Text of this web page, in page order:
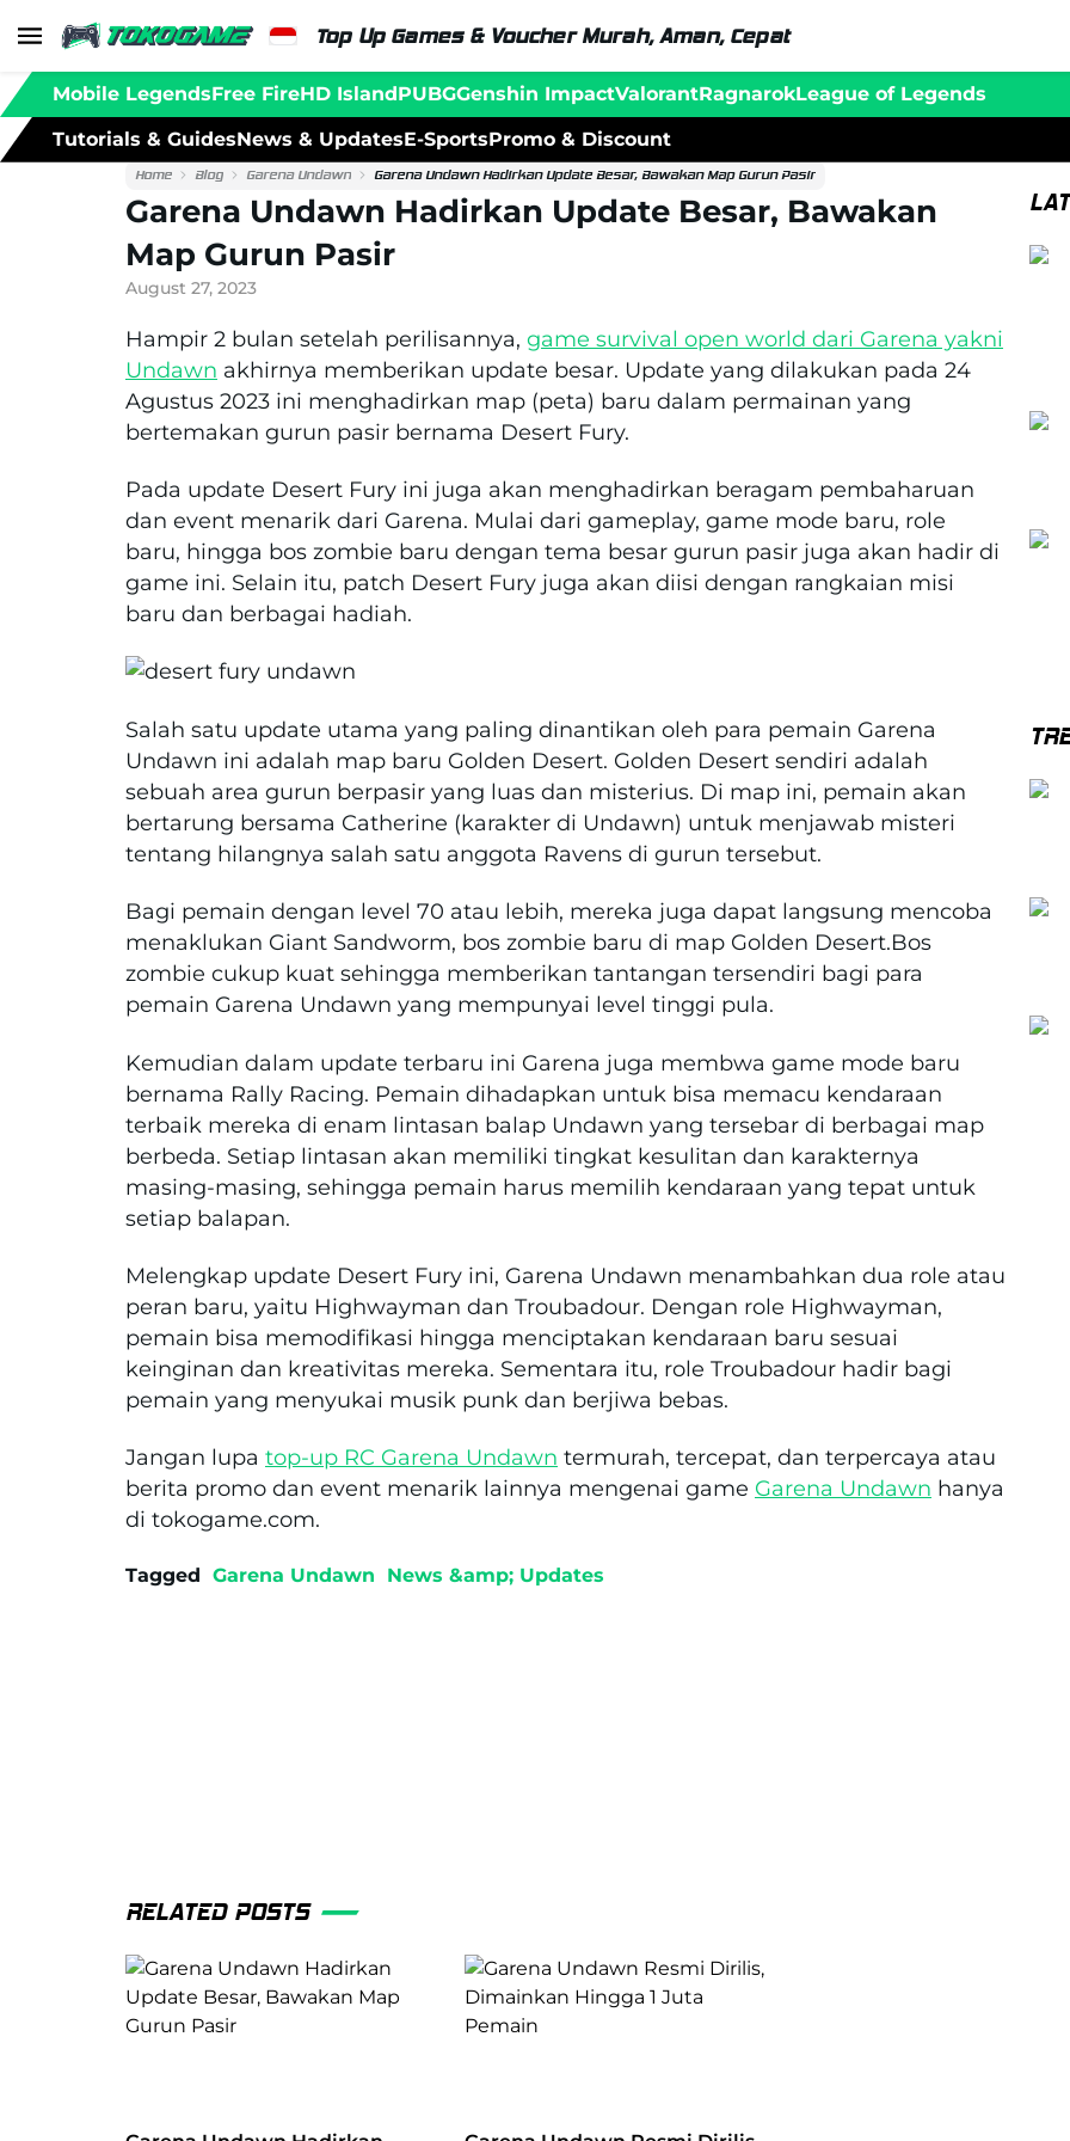
Top Up Games & Voucher Murah, Aman, Cepat
Mobile LegendsFree FireHD IslandPUBGGenshin ImpactValorantRagnarokLeague of Legends
Tutorials & GuidesNews & UpdatesE-SportsPromo & Discount
Home Blog Garena Undawn Garena Undawn Hadirkan Update Besar, Bawakan Map Gurun Pasir
Garena Undawn Hadirkan Update Besar, Bawakan
Map Gurun Pasir
August 27, 2023
Hampir 2 bulan setelah perilisannya, game survival open world dari Garena yakni
Undawn akhirnya memberikan update besar. Update yang dilakukan pada 24
Agustus 2023 ini menghadirkan map (peta) baru dalam permainan yang
bertemakan gurun pasir bernama Desert Fury.
Pada update Desert Fury ini juga akan menghadirkan beragam pembaharuan
dan event menarik dari Garena. Mulai dari gameplay, game mode baru, role
baru, hingga bos zombie baru dengan tema besar gurun pasir juga akan hadir di
game ini. Selain itu, patch Desert Fury juga akan diisi dengan rangkaian misi
baru dan berbagai hadiah.
Salah satu update utama yang paling dinantikan oleh para pemain Garena
Undawn ini adalah map baru Golden Desert. Golden Desert sendiri adalah
sebuah area gurun berpasir yang luas dan misterius. Di map ini, pemain akan
bertarung bersama Catherine (karakter di Undawn) untuk menjawab misteri
tentang hilangnya salah satu anggota Ravens di gurun tersebut.
Bagi pemain dengan level 70 atau lebih, mereka juga dapat langsung mencoba
menaklukan Giant Sandworm, bos zombie baru di map Golden Desert.Bos
zombie cukup kuat sehingga memberikan tantangan tersendiri bagi para
pemain Garena Undawn yang mempunyai level tinggi pula.
Kemudian dalam update terbaru ini Garena juga membwa game mode baru
bernama Rally Racing. Pemain dihadapkan untuk bisa memacu kendaraan
terbaik mereka di enam lintasan balap Undawn yang tersebar di berbagai map
berbeda. Setiap lintasan akan memiliki tingkat kesulitan dan karakternya
masing-masing, sehingga pemain harus memilih kendaraan yang tepat untuk
setiap balapan.
Melengkap update Desert Fury ini, Garena Undawn menambahkan dua role atau
peran baru, yaitu Highwayman dan Troubadour. Dengan role Highwayman,
pemain bisa memodifikasi hingga menciptakan kendaraan baru sesuai
keinginan dan kreativitas mereka. Sementara itu, role Troubadour hadir bagi
pemain yang menyukai musik punk dan berjiwa bebas.
Jangan lupa top-up RC Garena Undawn termurah, tercepat, dan terpercaya atau
berita promo dan event menarik lainnya mengenai game Garena Undawn hanya
di tokogame.com.
Tagged Garena Undawn News &amp; Updates
RELATED POSTS